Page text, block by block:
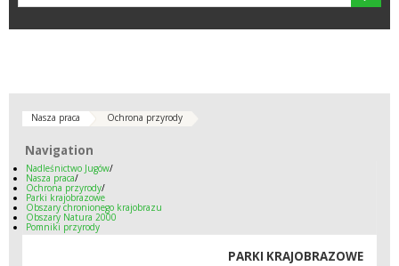
Nasza praca Ochrona przyrody
Navigation
Navigation
Nadleśnictwo Jugów/
Nasza praca/
Ochrona przyrody/
Parki krajobrazowe
Obszary chronionego krajobrazu
Obszary Natura 2000
Pomniki przyrody
PARKI KRAJOBRAZOWE